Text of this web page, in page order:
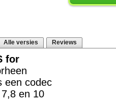
Alle versies Reviews
for
een codec
en 10